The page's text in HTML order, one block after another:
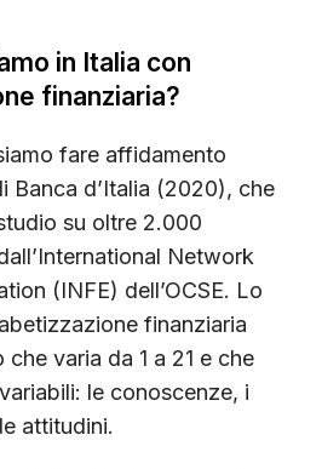
in Italia con
finanziaria?
fare affidamento
Banca d’Italia (2020), che
su oltre 2.000
Network
(INFE) dell’OCSE. Lo
finanziaria
varia da 1 a 21 e che
le conoscenze, i
attitudini.